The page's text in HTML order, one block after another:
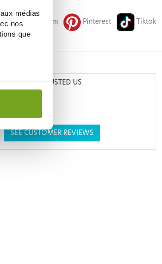
médias
nos
que
Instagram Pinterest Tiktok
THEY TRUSTED US
SEE CUSTOMER REVIEWS